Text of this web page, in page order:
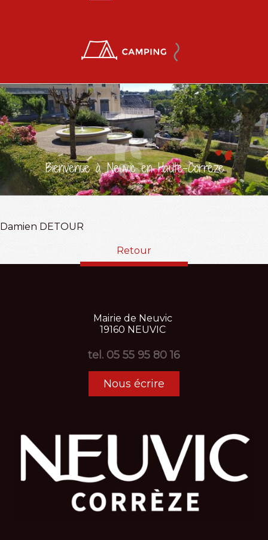
Bienvenue à Neuvic en Haute-Corrèze
Damien DETOUR
Retour
Mairie de Neuvic
19160 NEUVIC
tel. 05 55 95 80 16
Nous écrire